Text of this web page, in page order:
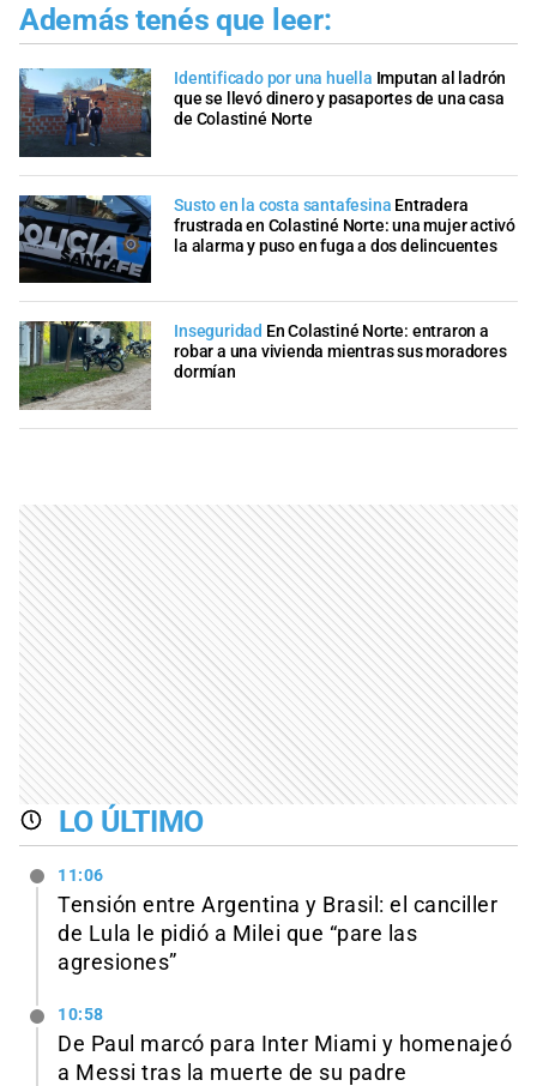
Además tenés que leer:
Identificado por una huella Imputan al ladrón
que se llevó dinero y pasaportes de una casa
de Colastiné Norte
Susto en la costa santafesina Entradera
frustrada en Colastiné Norte: una mujer activó
la alarma y puso en fuga a dos delincuentes
Inseguridad En Colastiné Norte: entraron a
robar a una vivienda mientras sus moradores
dormían
LO ÚLTIMO
11:06
Tensión entre Argentina y Brasil: el canciller
de Lula le pidió a Milei que “pare las
agresiones”
10:58
De Paul marcó para Inter Miami y homenajeó
a Messi tras la muerte de su padre